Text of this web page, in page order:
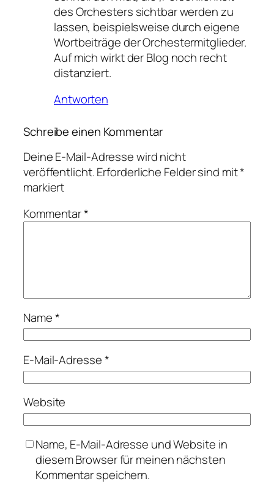
des Orchesters sichtbar werden zu
lassen, beispielsweise durch eigene
Wortbeiträge der Orchestermitglieder.
Auf mich wirkt der Blog noch recht
distanziert.
Antworten
Schreibe einen Kommentar
Deine E-Mail-Adresse wird nicht
veröffentlicht.Erforderliche Felder sind mit*
markiert
Kommentar*
Name*
E-Mail-Adresse*
Website
Name, E-Mail-Adresse und Website in
diesem Browser für meinen nächsten
Kommentar speichern.